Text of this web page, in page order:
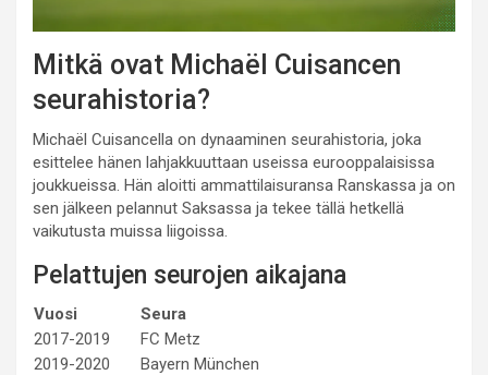
Mitkä ovat Michaël Cuisancen
seurahistoria?
Michaël Cuisancella on dynaaminen seurahistoria, joka
esittelee hänen lahjakkuuttaan useissa eurooppalaisissa
joukkueissa. Hän aloitti ammattilaisuransa Ranskassa ja on
sen jälkeen pelannut Saksassa ja tekee tällä hetkellä
vaikutusta muissa liigoissa.
Pelattujen seurojen aikajana
Vuosi
Seura
2017-2019
FC Metz
2019-2020
Bayern München